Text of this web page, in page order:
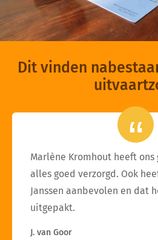
Dit vinden
Marlène Kromhout heeft
alles goed verzorgd. Ook
Janssen aanbevolen en dat
uitgepakt.
J. van Goor